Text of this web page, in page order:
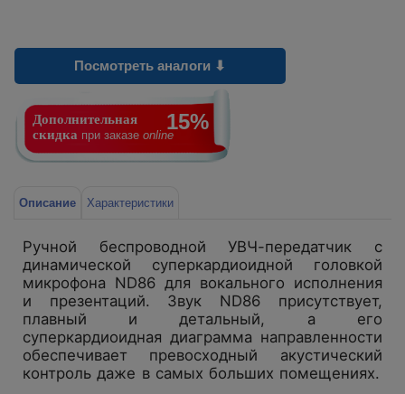
Посмотреть аналоги ⬇
Дополнительная
скидка при заказе online
15%
Описание Характеристики
Ручной беспроводной УВЧ-передатчик с
динамической суперкардиоидной головкой
микрофона ND86 для вокального исполнения
и презентаций. Звук ND86 присутствует,
плавный и детальный, а его
суперкардиоидная диаграмма направленности
обеспечивает превосходный акустический
контроль даже в самых больших помещениях.